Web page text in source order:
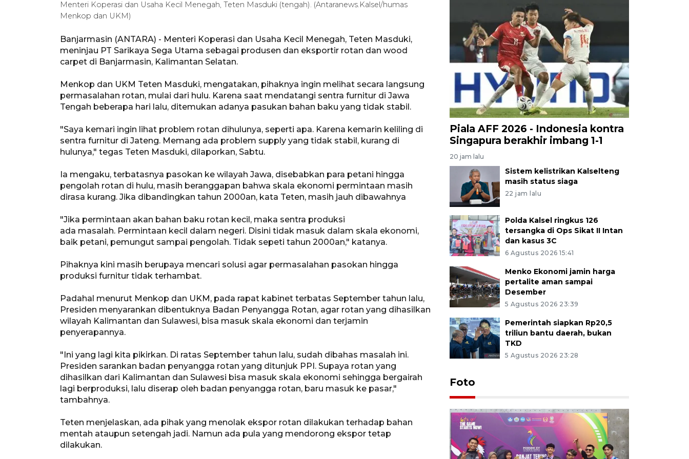
Menteri Koperasi dan Usaha Kecil Menegah, Teten Masduki (tengah). (Antaranews.Kalsel/humas
Menkop dan UKM)
Banjarmasin (ANTARA) - Menteri Koperasi dan Usaha Kecil Menegah, Teten Masduki,
meninjau PT Sarikaya Sega Utama sebagai produsen dan eksportir rotan dan wood
carpet di Banjarmasin, Kalimantan Selatan.
Menkop dan UKM Teten Masduki, mengatakan, pihaknya ingin melihat secara langsung
permasalahan rotan, mulai dari hulu. Karena saat mendatangi sentra furnitur di Jawa
Tengah beberapa hari lalu, ditemukan adanya pasukan bahan baku yang tidak stabil.
"Saya kemari ingin lihat problem rotan dihulunya, seperti apa. Karena kemarin keliling di
sentra furnitur di Jateng. Memang ada problem supply yang tidak stabil, kurang di
hulunya," tegas Teten Masduki, dilaporkan, Sabtu.
Ia mengaku, terbatasnya pasokan ke wilayah Jawa, disebabkan para petani hingga
pengolah rotan di hulu, masih beranggapan bahwa skala ekonomi permintaan masih
dirasa kurang. Jika dibandingkan tahun 2000an, kata Teten, masih jauh dibawahnya
"Jika permintaan akan bahan baku rotan kecil, maka sentra produksi
ada masalah. Permintaan kecil dalam negeri. Disini tidak masuk dalam skala ekonomi,
baik petani, pemungut sampai pengolah. Tidak sepeti tahun 2000an," katanya.
Pihaknya kini masih berupaya mencari solusi agar permasalahan pasokan hingga
produksi furnitur tidak terhambat.
Padahal menurut Menkop dan UKM, pada rapat kabinet terbatas September tahun lalu,
Presiden menyarankan dibentuknya Badan Penyangga Rotan, agar rotan yang dihasilkan
wilayah Kalimantan dan Sulawesi, bisa masuk skala ekonomi dan terjamin
penyerapannya.
"Ini yang lagi kita pikirkan. Di ratas September tahun lalu, sudah dibahas masalah ini.
Presiden sarankan badan penyangga rotan yang ditunjuk PPI. Supaya rotan yang
dihasilkan dari Kalimantan dan Sulawesi bisa masuk skala ekonomi sehingga bergairah
lagi berproduksi, lalu diserap oleh badan penyangga rotan, baru masuk ke pasar,"
tambahnya.
Teten menjelaskan, ada pihak yang menolak ekspor rotan dilakukan terhadap bahan
mentah ataupun setengah jadi. Namun ada pula yang mendorong ekspor tetap
dilakukan.
Piala AFF 2026 - Indonesia kontra
Singapura berakhir imbang 1-1
20 jam lalu
Sistem kelistrikan Kalselteng
masih status siaga
22 jam lalu
Polda Kalsel ringkus 126
tersangka di Ops Sikat II Intan
dan kasus 3C
6 Agustus 2026 15:41
Menko Ekonomi jamin harga
pertalite aman sampai
Desember
5 Agustus 2026 23:39
Pemerintah siapkan Rp20,5
triliun bantu daerah, bukan
TKD
5 Agustus 2026 23:28
Foto